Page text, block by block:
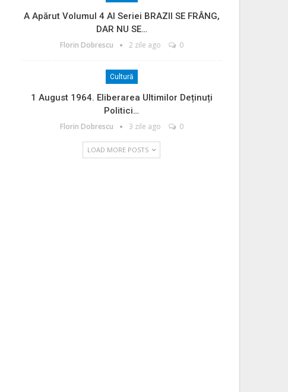
A Apărut Volumul 4 Al Seriei BRAZII SE FRÂNG,
DAR NU SE…
Florin Dobrescu 2 zile ago 0
Cultură
1 August 1964. Eliberarea Ultimilor Deținuți
Politici…
Florin Dobrescu 3 zile ago 0
LOAD MORE POSTS